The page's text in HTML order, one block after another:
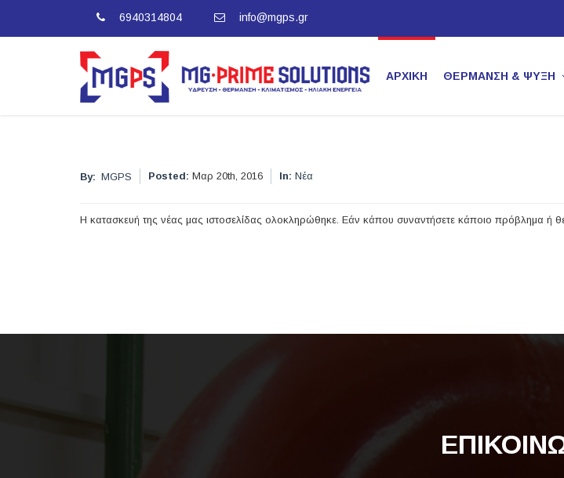
6940314804 info@mgps.gr
ΑΡΧΙΚΉ ΘΕΡΜΑΝΣΗ & ΨΥΞΗ
By: MGPS Posted: Μαρ 20th, 2016 In: Νέα
Η κατασκευή της νέας μας ιστοσελίδας ολοκληρώθηκε. Εάν κάπου συναντήσετε κάποιο πρόβλημα ή